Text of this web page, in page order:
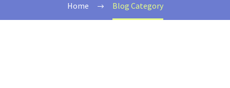
Home Blog Category